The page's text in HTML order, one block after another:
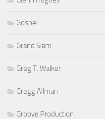
Gospel
Grand Slam
Greg T. Walker
Gregg Allman
Groove Production